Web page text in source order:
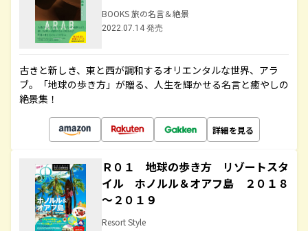
BOOKS 旅の名言＆絶景
2022.07.14 発売
古きと新しき、東と西が調和するオリエンタルな世界、アラ
ブ。「地球の歩き方」が贈る、人生を輝かせる名言と癒やしの
絶景集！
詳細を見る
Ｒ０１ 地球の歩き方 リゾートスタ
イル ホノルル＆オアフ島 ２０１８
～２０１９
Resort Style